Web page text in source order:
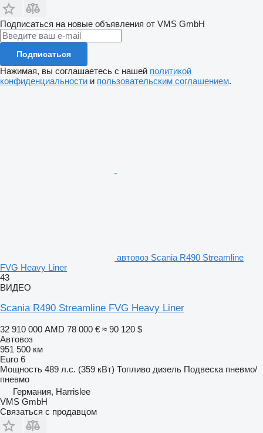
Подписаться на новые объявления от VMS GmbH
Подписаться
Нажимая, вы соглашаетесь с нашей политикой
конфиденциальности и пользовательским соглашением.
автовоз Scania R490 Streamline
FVG Heavy Liner
43
ВИДЕО
Scania R490 Streamline FVG Heavy Liner
32 910 000 AMD 78 000 € ≈ 90 120 $
Автовоз
951 500 км
Euro 6
Мощность 489 л.с. (359 кВт) Топливо дизель Подвеска пневмо/
пневмо
Германия, Harrislee
VMS GmbH
Связаться с продавцом